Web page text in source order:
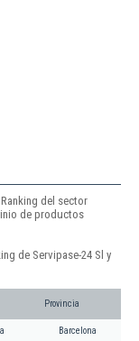
del sector
de productos
de Servipase-24 Sl y
Provincia
Barcelona